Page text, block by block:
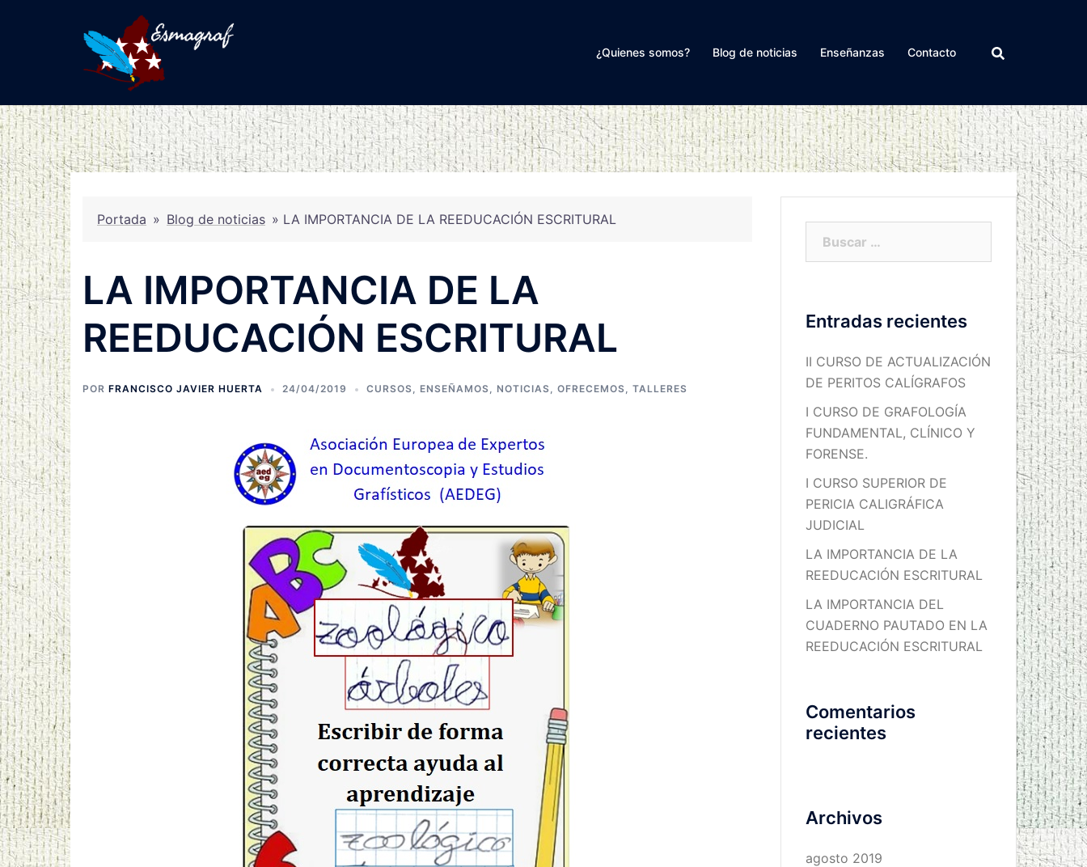
¿Quienes somos? Blog de noticias Enseñanzas Contacto
Portada » Blog de noticias » LA IMPORTANCIA DE LA REEDUCACIÓN ESCRITURAL
LA IMPORTANCIA DE LA
REEDUCACIÓN ESCRITURAL
POR FRANCISCO JAVIER HUERTA 24/04/2019 CURSOS ENSEÑAMOS NOTICIAS OFRECEMOS TALLERES
Entradas recientes
II CURSO DE ACTUALIZACIÓN
DE PERITOS CALÍGRAFOS
I CURSO DE GRAFOLOGÍA
FUNDAMENTAL, CLÍNICO Y
FORENSE.
I CURSO SUPERIOR DE
PERICIA CALIGRÁFICA
JUDICIAL
LA IMPORTANCIA DE LA
REEDUCACIÓN ESCRITURAL
LA IMPORTANCIA DEL
CUADERNO PAUTADO EN LA
REEDUCACIÓN ESCRITURAL
Comentarios
recientes
Archivos
agosto 2019